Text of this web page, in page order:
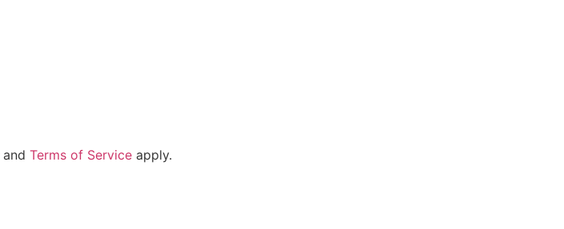
and Terms of Service apply.